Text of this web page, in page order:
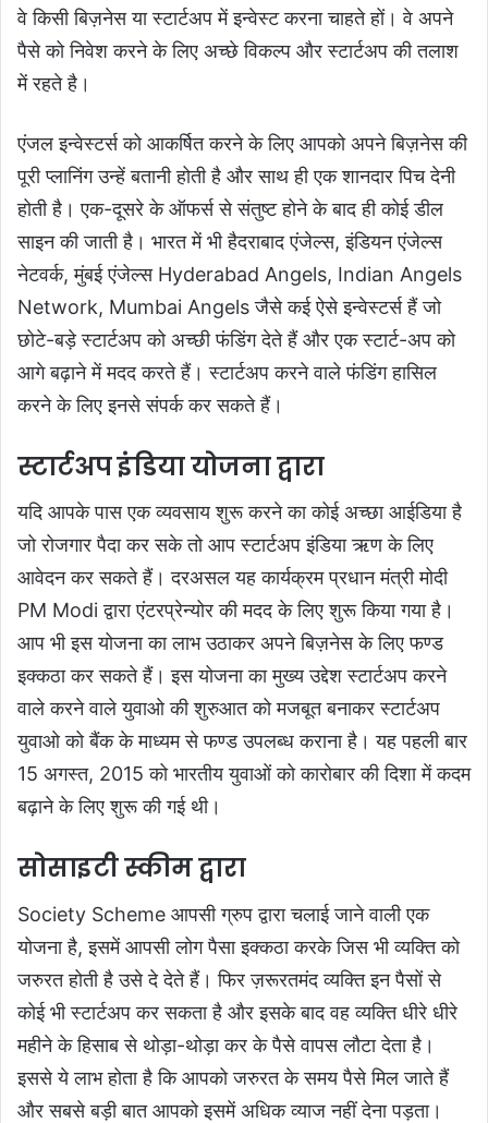
वे किसी बिज़नेस या स्टार्टअप में इन्वेस्ट करना चाहते हों। वे अपने
पैसे को निवेश करने के लिए अच्छे विकल्प और स्टार्टअप की तलाश
में रहते है।
एंजल इन्वेस्टर्स को आकर्षित करने के लिए आपको अपने बिज़नेस की
पूरी प्लानिंग उन्हें बतानी होती है और साथ ही एक शानदार पिच देनी
होती है। एक-दूसरे के ऑफर्स से संतुष्ट होने के बाद ही कोई डील
साइन की जाती है। भारत में भी हैदराबाद एंजेल्स, इंडियन एंजेल्स
नेटवर्क, मुंबई एंजेल्स Hyderabad Angels, Indian Angels
Network, Mumbai Angels जैसे कई ऐसे इन्वेस्टर्स हैं जो
छोटे-बड़े स्टार्टअप को अच्छी फंडिंग देते हैं और एक स्टार्ट-अप को
आगे बढ़ाने में मदद करते हैं। स्टार्टअप करने वाले फंडिंग हासिल
करने के लिए इनसे संपर्क कर सकते हैं।
स्टार्टअप इंडिया योजना द्वारा
यदि आपके पास एक व्यवसाय शुरू करने का कोई अच्छा आईडिया है
जो रोजगार पैदा कर सके तो आप स्टार्टअप इंडिया ऋण के लिए
आवेदन कर सकते हैं। दरअसल यह कार्यक्रम प्रधान मंत्री मोदी
PM Modi द्वारा एंटरप्रेन्योर की मदद के लिए शुरू किया गया है।
आप भी इस योजना का लाभ उठाकर अपने बिज़नेस के लिए फण्ड
इक्कठा कर सकते हैं। इस योजना का मुख्य उद्देश स्टार्टअप करने
वाले करने वाले युवाओ की शुरुआत को मजबूत बनाकर स्टार्टअप
युवाओ को बैंक के माध्यम से फण्ड उपलब्ध कराना है। यह पहली बार
15 अगस्त, 2015 को भारतीय युवाओं को कारोबार की दिशा में कदम
बढ़ाने के लिए शुरू की गई थी।
सोसाइटी स्कीम द्वारा
Society Scheme आपसी ग्रुप द्वारा चलाई जाने वाली एक
योजना है, इसमें आपसी लोग पैसा इक्कठा करके जिस भी व्यक्ति को
जरुरत होती है उसे दे देते हैं। फिर ज़रूरतमंद व्यक्ति इन पैसों से
कोई भी स्टार्टअप कर सकता है और इसके बाद वह व्यक्ति धीरे धीरे
महीने के हिसाब से थोड़ा-थोड़ा कर के पैसे वापस लौटा देता है।
इससे ये लाभ होता है कि आपको जरुरत के समय पैसे मिल जाते हैं
और सबसे बड़ी बात आपको इसमें अधिक व्याज नहीं देना पड़ता।